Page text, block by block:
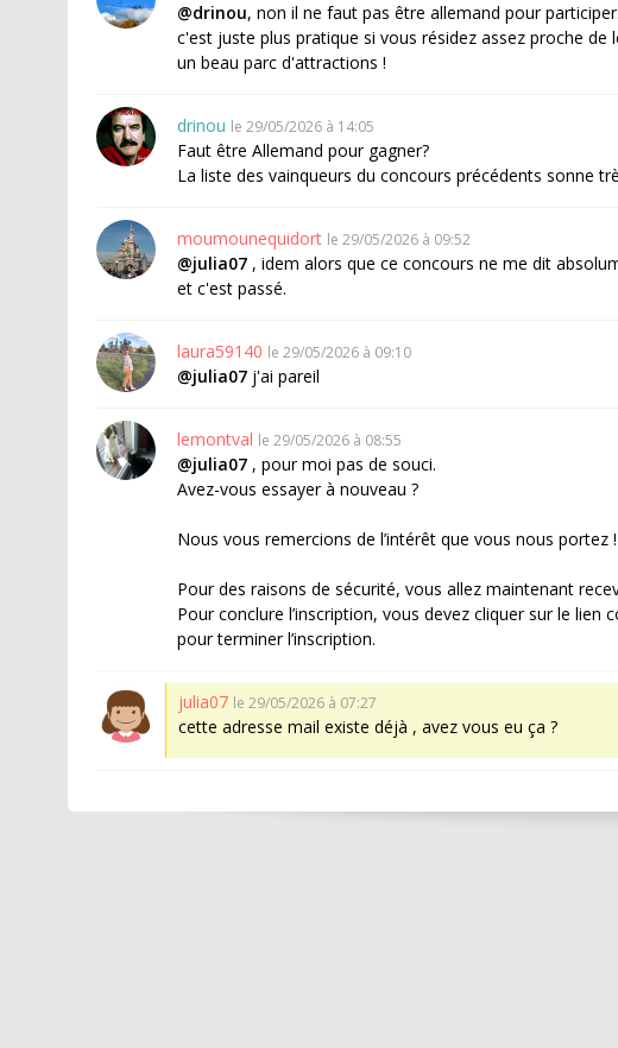
@drinou, non il ne faut pas être allemand pour
c'est juste plus pratique si vous résidez assez proche
un beau parc d'attractions !
drinou le 29/05/2026 à 14:05
Faut être Allemand pour gagner?
La liste des vainqueurs du concours précédents sonne
moumounequidort le 29/05/2026 à 09:52
@julia07 , idem alors que ce concours ne me dit
et c'est passé.
laura59140 le 29/05/2026 à 09:10
@julia07 j'ai pareil
lemontval le 29/05/2026 à 08:55
@julia07 , pour moi pas de souci.
Avez-vous essayer à nouveau ?
Nous vous remercions de l’intérêt que vous nous portez !
Pour des raisons de sécurité, vous allez maintenant
Pour conclure l’inscription, vous devez cliquer sur le
pour terminer l’inscription.
julia07 le 29/05/2026 à 07:27
cette adresse mail existe déjà , avez vous eu ça ?